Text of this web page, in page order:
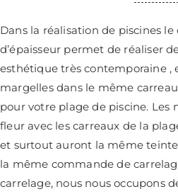
Dans la réalisation de piscines
d’épaisseur permet de réaliser
esthétique très contemporaine ,
margelles dans le même
pour votre plage de piscine. Les
fleur avec les carreaux de la
et surtout auront la même teinte
la même commande de
carrelage, nous nous occupons